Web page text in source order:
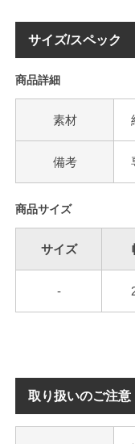
サイズ/スペック
商品詳細
素材
備考
商品サイズ
サイズ
-
取り扱いのご注意